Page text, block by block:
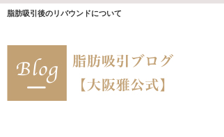
脂肪吸引後のリバウンドについて